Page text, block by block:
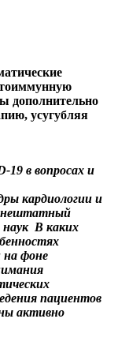
дополнительно
усугубляя
кардиологии и
В каких
на фоне
пациентов
активно